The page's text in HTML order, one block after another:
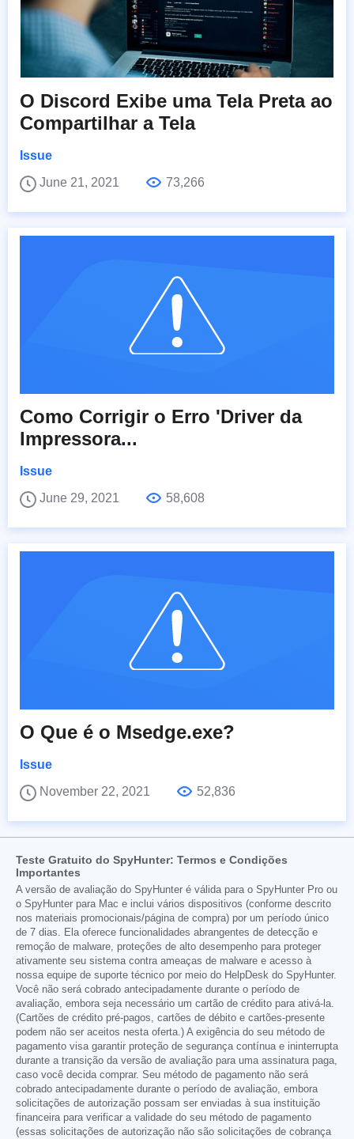
O Discord Exibe uma Tela Preta ao
Compartilhar a Tela
Issue
June 21, 2021
73,266
Como Corrigir o Erro 'Driver da
Impressora...
Issue
June 29, 2021
58,608
O Que é o Msedge.exe?
Issue
November 22, 2021
52,836
Teste Gratuito do SpyHunter: Termos e Condições
Importantes
A versão de avaliação do SpyHunter é válida para o SpyHunter Pro ou
o SpyHunter para Mac e inclui vários dispositivos (conforme descrito
nos materiais promocionais/página de compra) por um período único
de 7 dias. Ela oferece funcionalidades abrangentes de detecção e
remoção de malware, proteções de alto desempenho para proteger
ativamente seu sistema contra ameaças de malware e acesso à
nossa equipe de suporte técnico por meio do HelpDesk do SpyHunter.
Você não será cobrado antecipadamente durante o período de
avaliação, embora seja necessário um cartão de crédito para ativá-la.
(Cartões de crédito pré-pagos, cartões de débito e cartões-presente
podem não ser aceitos nesta oferta.) A exigência do seu método de
pagamento visa garantir proteção de segurança contínua e ininterrupta
durante a transição da versão de avaliação para uma assinatura paga,
caso você decida comprar. Seu método de pagamento não será
cobrado antecipadamente durante o período de avaliação, embora
solicitações de autorização possam ser enviadas à sua instituição
financeira para verificar a validade do seu método de pagamento
(essas solicitações de autorização não são solicitações de cobrança